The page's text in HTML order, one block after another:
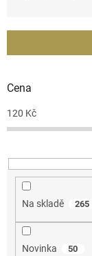
í
r
d
u
t
ů
Cena
120 Kč
Na skladě 265
Novinka 50